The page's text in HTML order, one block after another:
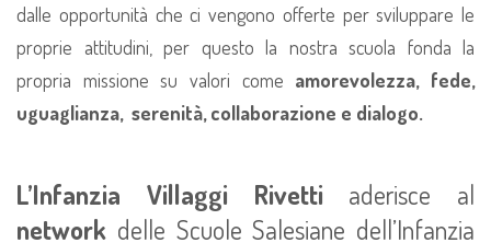
dalle opportunità che ci vengono offerte per sviluppare le
proprie attitudini, per questo la nostra scuola fonda la
propria missione su valori come amorevolezza, fede,
uguaglianza, serenità, collaborazione e dialogo.
L’Infanzia Villaggi Rivetti aderisce al
network delle Scuole Salesiane dell’Infanzia